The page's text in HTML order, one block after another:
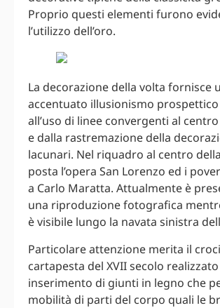
Proprio questi elementi furono
l’utilizzo dell’oro.
La decorazione della volta fornisce
accentuato illusionismo
all’uso di linee convergenti al
e dalla rastremazione della
lacunari. Nel riquadro al centro
posta l’opera San Lorenzo ed i
a Carlo Maratta. Attualmente è
una riproduzione fotografica
è visibile lungo la navata sinistra
Particolare attenzione merita il
cartapesta del XVII secolo
inserimento di giunti in legno che
mobilità di parti del corpo quali le